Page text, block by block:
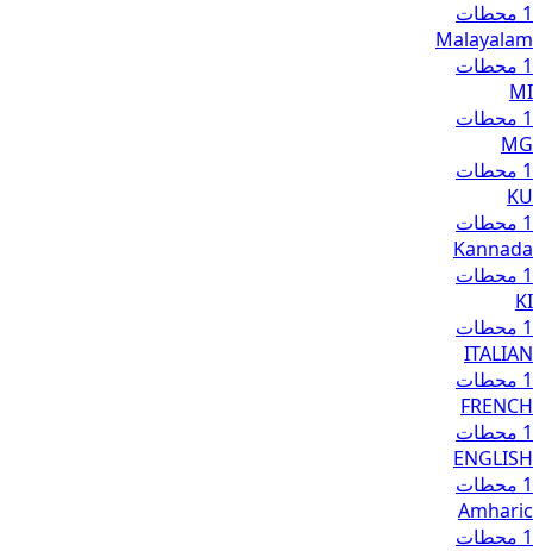
1 محطات
Malayalam
1 محطات
MI
1 محطات
MG
1 محطات
KU
1 محطات
Kannada
1 محطات
KI
1 محطات
ITALIAN
1 محطات
FRENCH
1 محطات
ENGLISH
1 محطات
Amharic
1 محطات